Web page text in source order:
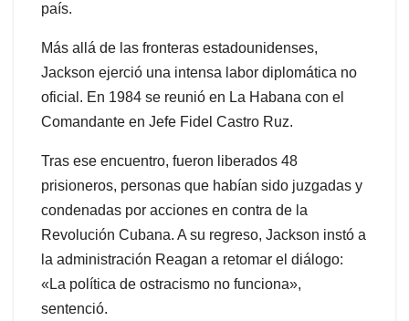
país.
Más allá de las fronteras estadounidenses,
Jackson ejerció una intensa labor diplomática no
oficial. En 1984 se reunió en La Habana con el
Comandante en Jefe Fidel Castro Ruz.
Tras ese encuentro, fueron liberados 48
prisioneros, personas que habían sido juzgadas y
condenadas por acciones en contra de la
Revolución Cubana. A su regreso, Jackson instó a
la administración Reagan a retomar el diálogo:
«La política de ostracismo no funciona»,
sentenció.